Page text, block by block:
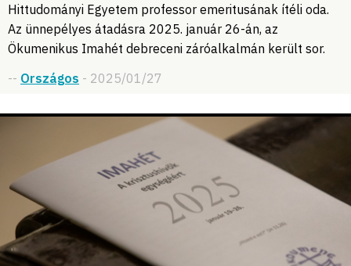
Hittudományi Egyetem professor emeritusának ítéli oda.
Az ünnepélyes átadásra 2025. január 26-án, az
Ökumenikus Imahét debreceni záróalkalmán került sor.
-- Országos - 2025/01/27